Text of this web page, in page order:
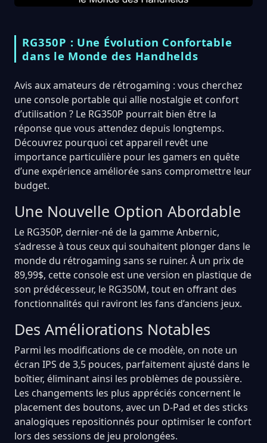
RG350P : Une Évolution Confortable
dans le Monde des Handhelds
Avis aux amateurs de rétrogaming : vous cherchez
une console portable qui allie nostalgie et confort
d’utilisation ? Le RG350P pourrait bien être la
réponse que vous attendez depuis longtemps.
Découvrez pourquoi cet appareil revêt une
importance particulière pour les gamers en quête
d’une expérience améliorée sans compromettre leur
budget.
Une Nouvelle Option Abordable
Le RG350P, dernier-né de la gamme Anbernic,
s’adresse à tous ceux qui souhaitent plonger dans le
monde du rétrogaming sans se ruiner. À un prix de
89,99$, cette console est une version en plastique de
son prédécesseur, le RG350M, tout en offrant des
fonctionnalités qui raviront les fans d’anciens jeux.
Des Améliorations Notables
Parmi les modifications de ce modèle, on note un
écran IPS de 3,5 pouces, parfaitement ajusté dans le
boîtier, éliminant ainsi les problèmes de poussière.
Les changements les plus appréciés concernent le
placement des boutons, avec un D-Pad et des sticks
analogiques repositionnés pour optimiser le confort
lors des sessions de jeu prolongées.